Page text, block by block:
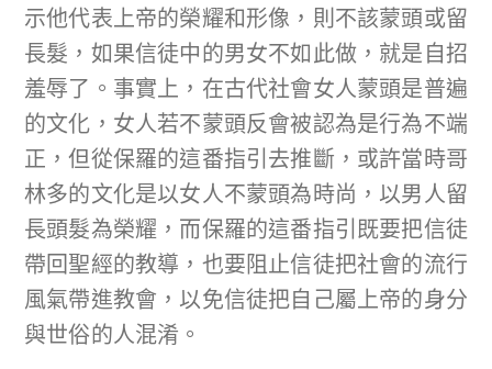
示他代表上帝的榮耀和形像，則不該蒙頭或留
長髮，如果信徒中的男女不如此做，就是自招
羞辱了。事實上，在古代社會女人蒙頭是普遍
的文化，女人若不蒙頭反會被認為是行為不端
正，但從保羅的這番指引去推斷，或許當時哥
林多的文化是以女人不蒙頭為時尚，以男人留
長頭髮為榮耀，而保羅的這番指引既要把信徒
帶回聖經的教導，也要阻止信徒把社會的流行
風氣帶進教會，以免信徒把自己屬上帝的身分
與世俗的人混淆。